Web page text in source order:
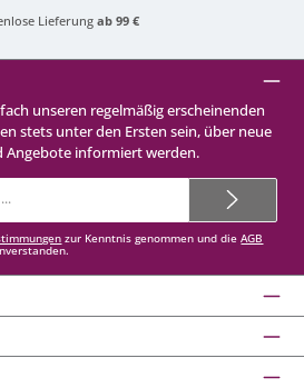
Lieferung ab 99 €
unseren regelmäßig erscheinenden
stets unter den Ersten sein, über neue
Angebote informiert werden.
Mail-
zur Kenntnis genommen und dieAGB